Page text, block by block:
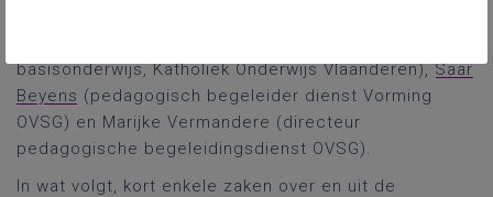
basisonderwijs, Katholiek Onderwijs Vlaanderen),Saar
Beyens (pedagogisch begeleider dienst Vorming
OVSG) en Marijke Vermandere (directeur
pedagogische begeleidingsdienst OVSG).
In wat volgt, kort enkele zaken over en uit de